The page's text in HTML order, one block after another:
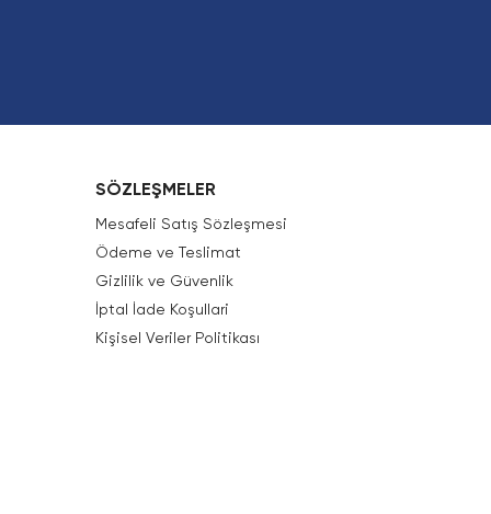
SÖZLEŞMELER
Mesafeli Satış Sözleşmesi
Ödeme ve Teslimat
Gizlilik ve Güvenlik
İptal İade Koşullari
Kişisel Veriler Politikası